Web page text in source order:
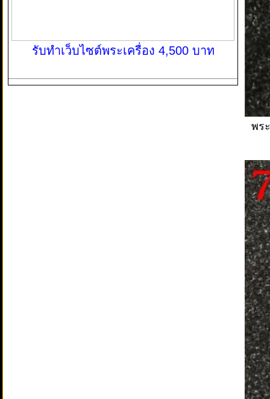
รับทำเว็บไซต์พระเครื่อง 4,500 บาท
พร